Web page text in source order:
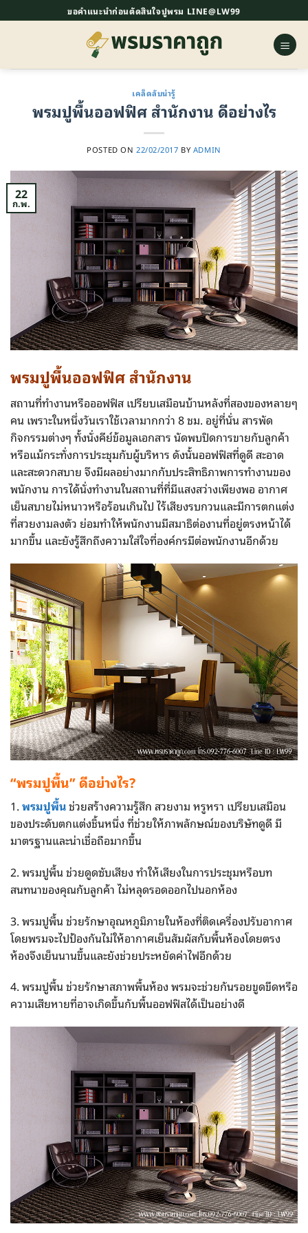
ไป
ขอคำแนะนำก่อนตัดสินใจปูพรม LINE@LW99
เคล็ดลับน่ารู้
พรมปูพื้นออฟฟิศ สำนักงาน ดีอย่างไร
POSTED ON 22/02/2017 BY ADMIN
22
ก.พ.
พรมปูพื้นออฟฟิศ สำนักงาน
สถานที่ทำงานหรือออฟฟิส เปรียบเสมือนบ้านหลังที่สองของหลายๆ
คน เพราะในหนึ่งวันเราใช้เวลามากกว่า 8 ชม. อยู่ที่นั่น สารพัด
กิจกรรมต่างๆ ทั้งนั่งคีย์ข้อมูลเอกสาร นัดพบปิดการขายกับลูกค้า
หรือแม้กระทั่งการประชุมกับผู้บริหาร ดังนั้นออฟฟิสที่ดูดี สะอาด
และสะดวกสบาย จึงมีผลอย่างมากกับประสิทธิภาพการทำงานของ
พนักงาน การได้นั่งทำงานในสถานที่ที่มีแสงสว่างเพียงพอ อากาศ
เย็นสบายไม่หนาวหรือร้อนเกินไป ไร้เสียงรบกวนและมีการตกแต่ง
ที่สวยงามลงตัว ย่อมทำให้พนักงานมีสมาธิต่องานที่อยู่ตรงหน้าได้
มากขึ้น และยังรู้สึกถึงความใส่ใจที่องค์กรมีต่อพนักงานอีกด้วย
“พรมปูพื้น”ดีอย่างไร?
1.พรมปูพื้นช่วยสร้างความรู้สึก สวยงาม หรูหรา เปรียบเสมือน
ของประดับตกแต่งชิ้นหนึ่ง ที่ช่วยให้ภาพลักษณ์ของบริษัทดูดี มี
มาตรฐานและน่าเชื่อถือมากขึ้น
2. พรมปูพื้น ช่วยดูดซับเสียง ทำให้เสียงในการประชุมหรือบท
สนทนาของคุณกับลูกค้า ไม่หลุดรอดออกไปนอกห้อง
3. พรมปูพื้น ช่วยรักษาอุณหภูมิภายในห้องที่ติดเครื่องปรับอากาศ
โดยพรมจะไปป้องกันไม่ให้อากาศเย็นสัมผัสกับพื้นห้องโดยตรง
ห้องจึงเย็นนานขึ้นและยังช่วยประหยัดค่าไฟอีกด้วย
4. พรมปูพื้น ช่วยรักษาสภาพพื้นห้อง พรมจะช่วยกันรอยขูดขีดหรือ
ความเสียหายที่อาจเกิดขึ้นกับพื้นออฟฟิสได้เป็นอย่างดี